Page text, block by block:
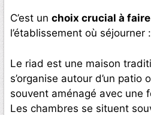
C’est un choix crucial à faire
l’établissement où séjourner :
Le riad est une maison
s’organise autour d’un patio
souvent aménagé avec une
Les chambres se situent